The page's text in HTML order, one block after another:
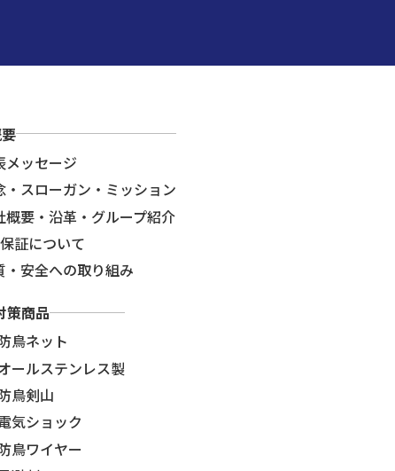
メッセージ
・スローガン・ミッション
概要・沿革・グループ紹介
証について
・安全への取り組み
策商品
鳥ネット
ールステンレス製
鳥剣山
気ショック
鳥ワイヤー